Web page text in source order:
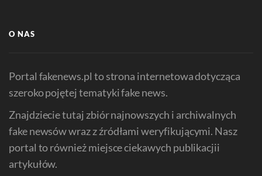
O NAS
Portal fakenews.pl to strona internetowa dotycząca
szeroko pojętej tematyki fake news.
Znajdziecie tutaj zbiór najnowszych i archiwalnych
fake newsów wraz z źródłami weryfikującymi. Nasz
portal to również miejsce ciekawych publikacjii
artykułów.